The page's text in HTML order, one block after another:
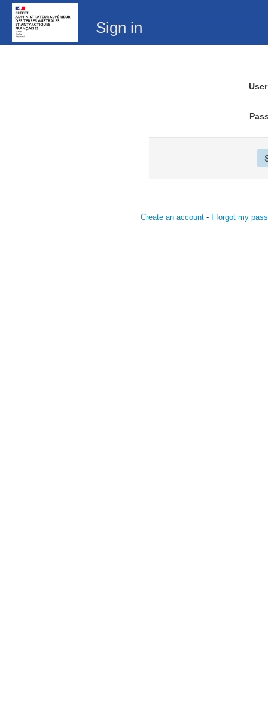
Sign in
Create an account - I forgot my